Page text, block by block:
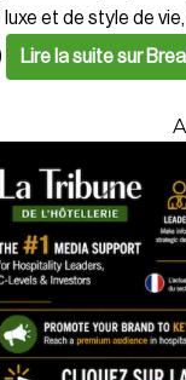
luxe et de style de
Lire la suite sur